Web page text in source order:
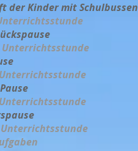
der Kinder mit Schulbussen
Unterrichtsstunde
Unterrichtsstunde